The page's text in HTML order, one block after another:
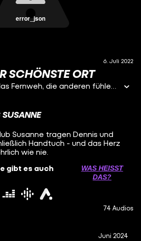
error_json
6. Juli 2022
SCHÖNSTE ORT
Die einen plagt fix das Fernweh, die anderen fühlen sich nur auf der heimischen Klapp-Couch richtig wohl. Fest steht: Lieblingsorte können fast überall sein. Und so schwitzen und sprechen wir heute über die fantastischen vier Wände der Schwiegereltern, den tiefen Meeresgrund und warum Dennis euch alle auf seinen neuen Balkon einlädt. Macht's euch gemütlich und habt viel Spaß!
Susanne tragen Dennis und
Handtuch - und das Herz
wie nie.
gibt es auch
WAS HEISST D
AS?
74 Audios
Juni 2024